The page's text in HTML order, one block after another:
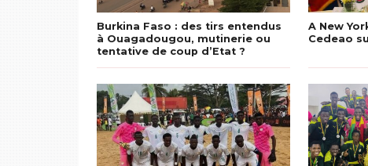
Burkina Faso : des tirs entendus
à Ouagadougou, mutinerie ou
tentative de coup d’Etat ?
A New
Cedeao